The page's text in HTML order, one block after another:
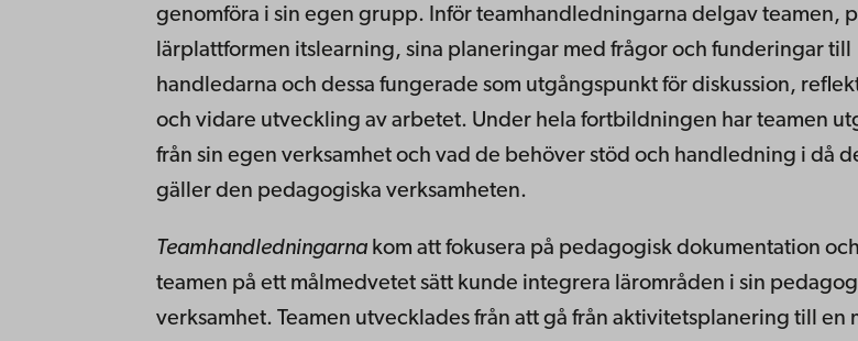
genomföra i sin egen grupp. Inför teamhandledningarna delgav teamen,
lärplattformen itslearning, sina planeringar med frågor och funderingar till
handledarna och dessa fungerade som utgångspunkt för diskussion,
och vidare utveckling av arbetet. Under hela fortbildningen har teamen
från sin egen verksamhet och vad de behöver stöd och handledning i då
gäller den pedagogiska verksamheten.
Teamhandledningarnakom att fokusera på pedagogisk dokumentation
teamen på ett målmedvetet sätt kunde integrera lärområden i sin
verksamhet. Teamen utvecklades från att gå från aktivitetsplanering till en